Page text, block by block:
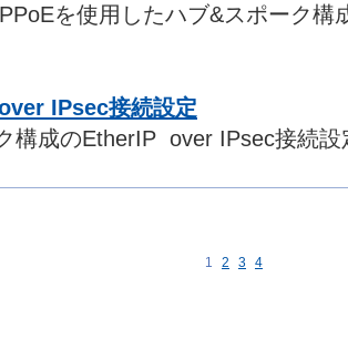
を使用したハブ&スポーク構
IPsec接続設定
構成のEtherIP over IPsec接続設
1 2 3 4